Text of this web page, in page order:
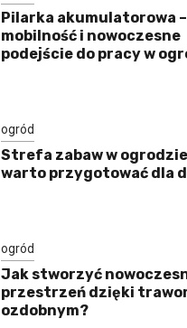
Pilarka akumulatorowa
mobilność i nowoczesne
podejście do pracy w
ogród
Strefa zabaw w
warto przygotować dla
ogród
Jak stworzyć
przestrzeń dzięki
ozdobnym?